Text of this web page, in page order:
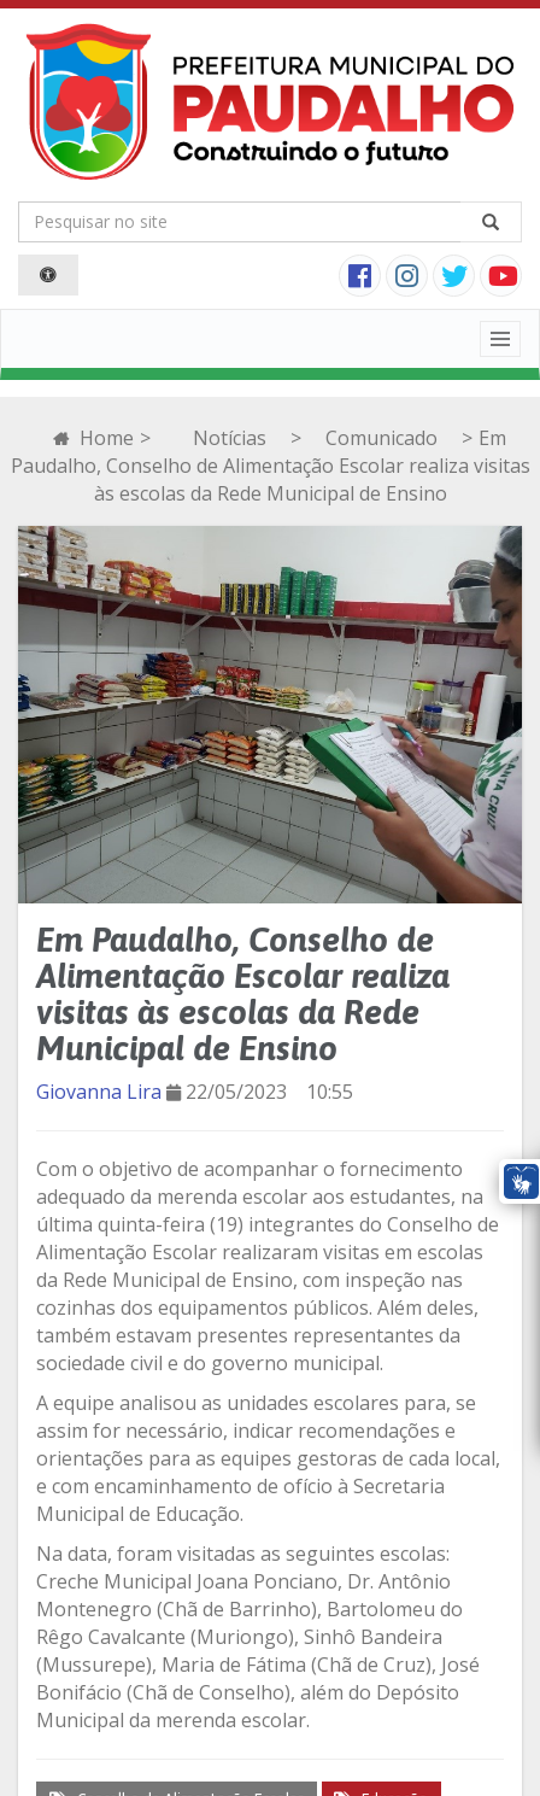
Home > Notícias > Comunicado > Em
Paudalho, Conselho de Alimentação Escolar realiza visitas
às escolas da Rede Municipal de Ensino
Em Paudalho, Conselho de
Alimentação Escolar realiza
visitas às escolas da Rede
Municipal de Ensino
Giovanna Lira 22/05/2023 10:55
Com o objetivo de acompanhar o fornecimento
adequado da merenda escolar aos estudantes, na
última quinta-feira (19) integrantes do Conselho de
Alimentação Escolar realizaram visitas em escolas
da Rede Municipal de Ensino, com inspeção nas
cozinhas dos equipamentos públicos. Além deles,
também estavam presentes representantes da
sociedade civil e do governo municipal.
A equipe analisou as unidades escolares para, se
assim for necessário, indicar recomendações e
orientações para as equipes gestoras de cada local,
e com encaminhamento de ofício à Secretaria
Municipal de Educação.
Na data, foram visitadas as seguintes escolas:
Creche Municipal Joana Ponciano, Dr. Antônio
Montenegro (Chã de Barrinho), Bartolomeu do
Rêgo Cavalcante (Muriongo), Sinhô Bandeira
(Mussurepe), Maria de Fátima (Chã de Cruz), José
Bonifácio (Chã de Conselho), além do Depósito
Municipal da merenda escolar.